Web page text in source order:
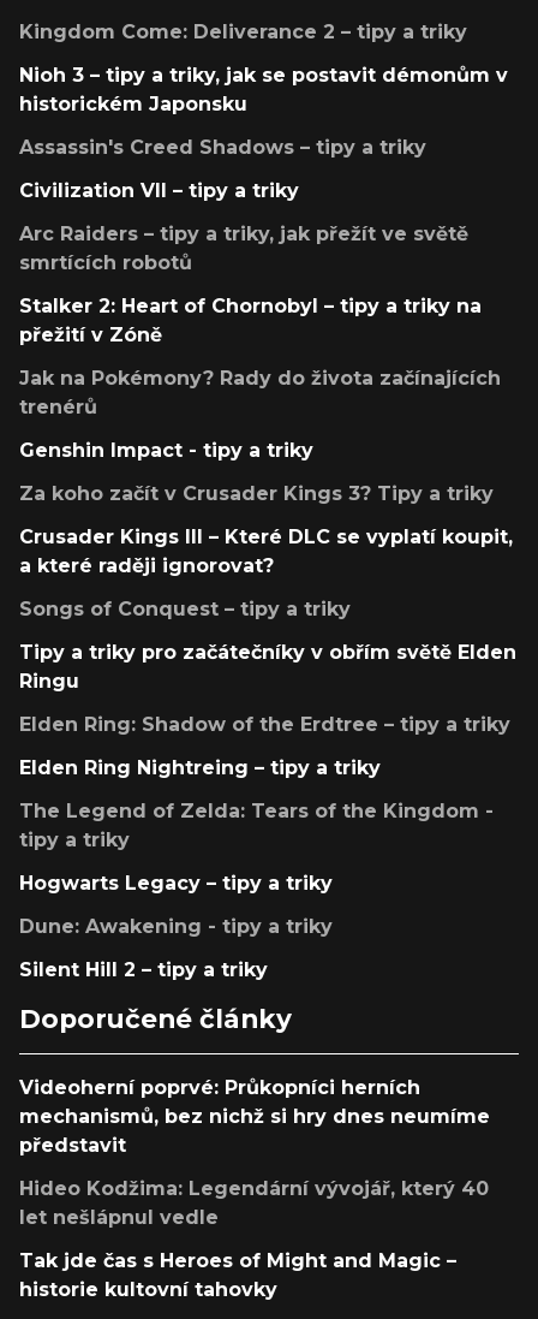
Kingdom Come: Deliverance 2 – tipy a triky
Nioh 3 – tipy a triky, jak se postavit démonům v
historickém Japonsku
Assassin's Creed Shadows – tipy a triky
Civilization VII – tipy a triky
Arc Raiders – tipy a triky, jak přežít ve světě
smrtících robotů
Stalker 2: Heart of Chornobyl – tipy a triky na
přežití v Zóně
Jak na Pokémony? Rady do života začínajících
trenérů
Genshin Impact - tipy a triky
Za koho začít v Crusader Kings 3? Tipy a triky
Crusader Kings III – Které DLC se vyplatí koupit,
a které raději ignorovat?
Songs of Conquest – tipy a triky
Tipy a triky pro začátečníky v obřím světě Elden
Ringu
Elden Ring: Shadow of the Erdtree – tipy a triky
Elden Ring Nightreing – tipy a triky
The Legend of Zelda: Tears of the Kingdom -
tipy a triky
Hogwarts Legacy – tipy a triky
Dune: Awakening - tipy a triky
Silent Hill 2 – tipy a triky
Doporučené články
Videoherní poprvé: Průkopníci herních
mechanismů, bez nichž si hry dnes neumíme
představit
Hideo Kodžima: Legendární vývojář, který 40
let nešlápnul vedle
Tak jde čas s Heroes of Might and Magic –
historie kultovní tahovky